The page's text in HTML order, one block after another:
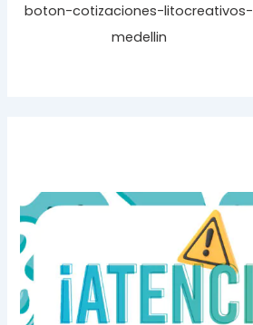
boton-cotizaciones-litocreativos-
medellin